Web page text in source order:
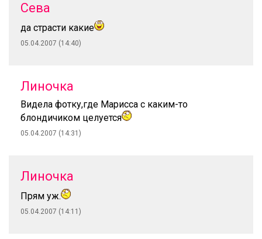
Сева
да страсти какие
05.04.2007 (14:40)
Линочка
Видела фотку,где Марисса с каким-то
блондичиком целуется
05.04.2007 (14:31)
Линочка
Прям уж.
05.04.2007 (14:11)